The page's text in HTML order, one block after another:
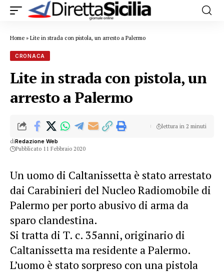
Home » Lite in strada con pistola, un arresto a Palermo
CRONACA
Lite in strada con pistola, un
arresto a Palermo
diRedazione Web
Pubblicato 11 Febbraio 2020
lettura in 2 minuti
Un uomo di Caltanissetta è stato arrestato
dai Carabinieri del Nucleo Radiomobile di
Palermo per porto abusivo di arma da
sparo clandestina.
Si tratta di T. c. 35anni, originario di
Caltanissetta ma residente a Palermo.
L’uomo è stato sorpreso con una pistola